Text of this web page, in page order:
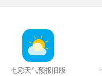
七彩天气预报旧版